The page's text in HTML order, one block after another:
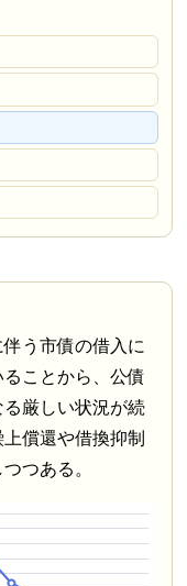
う市債の借入に
ことから、公債
厳しい状況が続
償還や借換抑制
つある。